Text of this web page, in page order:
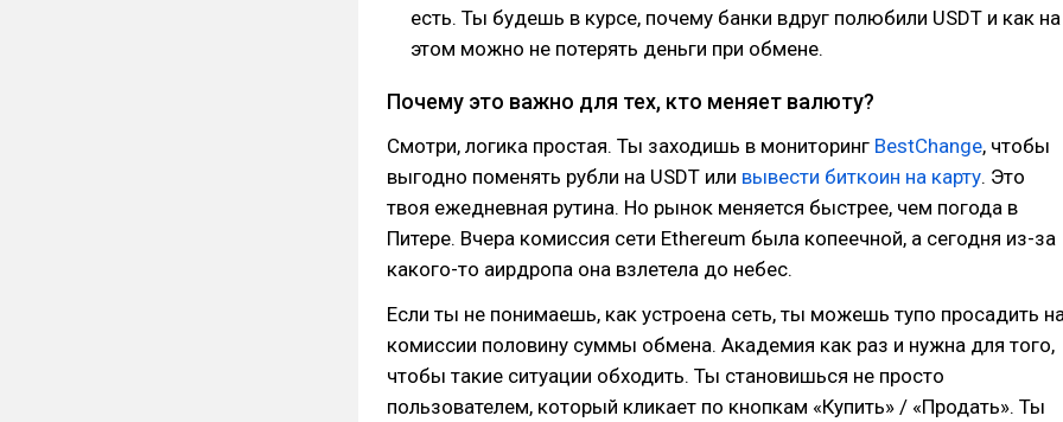
есть. Ты будешь в курсе, почему банки вдруг полюбили USDT и как на
этом можно не потерять деньги при обмене.
Почему это важно для тех, кто меняет валюту?
Смотри, логика простая. Ты заходишь в мониторинг BestChange, чтобы
выгодно поменять рубли на USDT или вывести биткоин на карту. Это
твоя ежедневная рутина. Но рынок меняется быстрее, чем погода в
Питере. Вчера комиссия сети Ethereum была копеечной, а сегодня из-за
какого-то аирдропа она взлетела до небес.
Если ты не понимаешь, как устроена сеть, ты можешь тупо просадить
комиссии половину суммы обмена. Академия как раз и нужна для того,
чтобы такие ситуации обходить. Ты становишься не просто
пользователем, который кликает по кнопкам «Купить» / «Продать». Ты